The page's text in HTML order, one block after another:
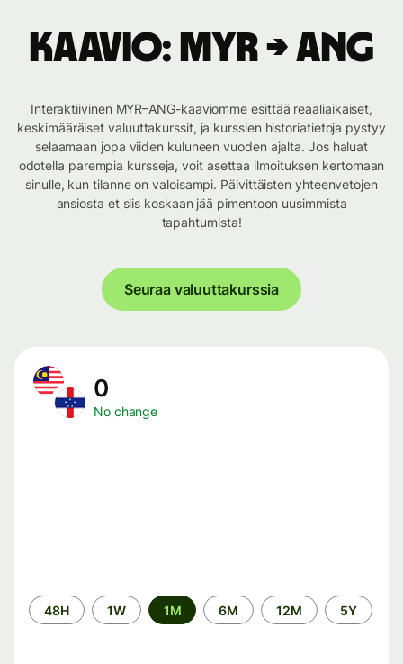
Kaavio: MYR → ANG
Interaktiivinen MYR–ANG-kaaviomme esittää reaaliaikaiset,
keskimääräiset valuuttakurssit, ja kurssien historiatietoja pystyy
selaamaan jopa viiden kuluneen vuoden ajalta. Jos haluat
odotella parempia kursseja, voit asettaa ilmoituksen kertomaan
sinulle, kun tilanne on valoisampi. Päivittäisten yhteenvetojen
ansiosta et siis koskaan jää pimentoon uusimmista
tapahtumista!
Seuraa valuuttakurssia
0
No change
Time
period
48H 1W 1M 6M 12M 5Y